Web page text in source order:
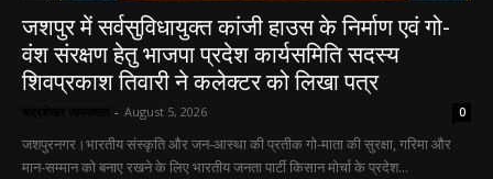
जशपुर में सर्वसुविधायुक्त कांजी हाउस के निर्माण एवं गो-
वंश संरक्षण हेतु भाजपा प्रदेश कार्यसमिति सदस्य
शिवप्रकाश तिवारी ने कलेक्टर को लिखा पत्र
- August 5, 2026 0
जशपुरनगर।भारतीय संस्कृति और जन-आस्था की प्रतीक गो-माता की सुरक्षा, गरिमा और
मान-सम्मान को बनाए रखने के लिए भारतीय जनता पार्टी किसान मोर्चा के प्रदेश...